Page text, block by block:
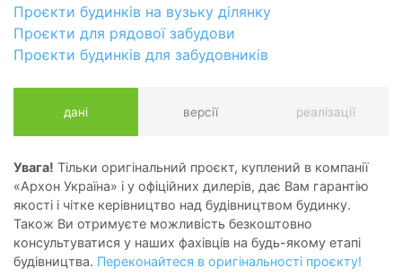
Проєкти будинків на вузьку ділянку
Проєкти для рядової забудови
Проєкти будинків для забудовників
дані версії реалізації
Увага! Тільки оригінальний проєкт, куплений в компанії
«Архон Україна» і у офіційних дилерів, дає Вам гарантію
якості і чітке керівництво над будівництвом будинку.
Також Ви отримуєте можливість безкоштовно
консультуватися у наших фахівців на будь-якому етапі
будівництва. Переконайтеся в оригінальності проєкту!